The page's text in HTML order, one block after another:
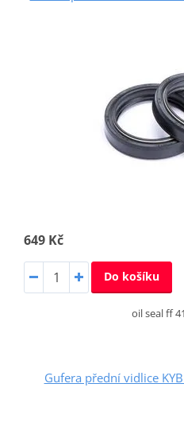
649 Kč
Do košíku
oil seal ff
Gufera přední vidlice